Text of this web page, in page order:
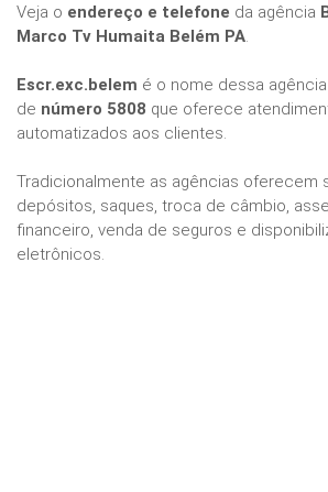
Veja o endereço e telefone da agência
Marco Tv Humaita Belém PA.
Escr.exc.belem é o nome dessa agência
de número 5808 que oferece
automatizados aos clientes.
Tradicionalmente as agências oferecem
depósitos, saques, troca de câmbio,
financeiro, venda de seguros e
eletrônicos.